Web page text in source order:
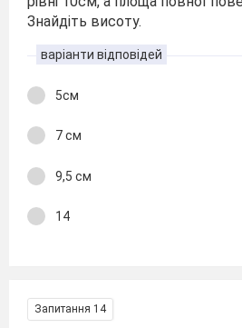
Знайдіть висоту.
варіанти відповідей
5см
7 см
9,5 см
14
Запитання 14